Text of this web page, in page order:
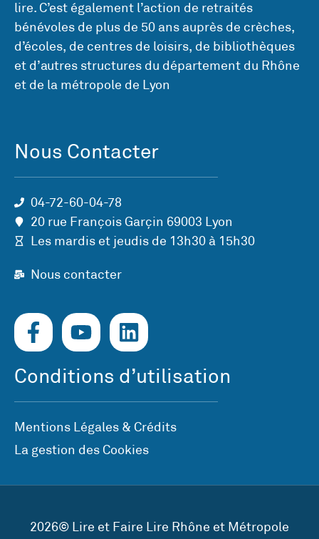
lire. C’est également l’action de retraités
bénévoles de plus de 50 ans auprès de crèches,
d’écoles, de centres de loisirs, de bibliothèques
et d’autres structures du département du Rhône
et de la métropole de Lyon
Nous Contacter
04-72-60-04-78
20 rue François Garçin 69003 Lyon
Les mardis et jeudis de 13h30 à 15h30
Nous contacter
Conditions d’utilisation
Mentions Légales & Crédits
La gestion des Cookies
2026© Lire et Faire Lire Rhône et Métropole